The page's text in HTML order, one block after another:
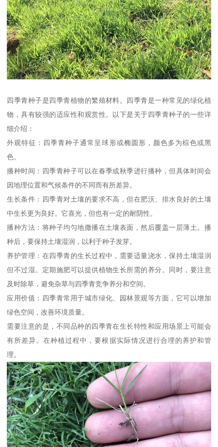
四季青种子是四季青植物的繁殖材料。四季青是一种常见的绿化植
物，具有较强的适应性和观赏性。以下是关于四季青种子的一些详
细介绍：
外观特征：四季青种子通常呈球形或椭圆形，颜色多为棕色或黑
色。
播种时间：四季青种子可以在春季或秋季进行播种，但具体时间会
因地理位置和气候条件的不同而有所差异。
生长条件：四季青对土壤的要求不高，但在肥沃、排水良好的土壤
中生长更为良好。它喜光，但也有一定的耐阴性。
播种方法：将种子均匀地撒播在土壤表面，然后覆盖一层薄土。播
种后，要保持土壤湿润，以利于种子发芽。
养护管理：在四季青的生长过程中，需要适量浇水，保持土壤湿润
但不过湿。定期施肥可以提供植物生长所需的养分。同时，要注意
及时除草，避免杂草与四季青竞争养分和空间。
应用价值：四季青常用于城市绿化、园林景观等方面，它可以增加
绿色空间，改善环境质量。
需要注意的是，不同品种的四季青在生长特性和应用场景上可能会
有所差异。在种植过程中，要根据实际情况进行合理的养护和管
理。